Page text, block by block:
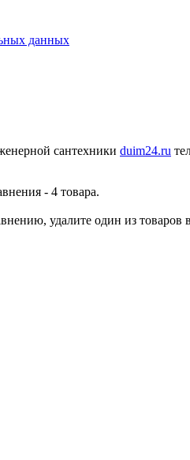
данных
сантехники duim24.ru
- 4 товара.
удалите один из товаров в